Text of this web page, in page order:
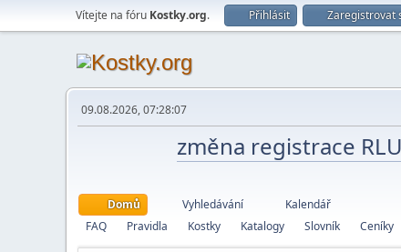
Vítejte na fóru Kostky.org. Přihlásit Zaregistrovat
09.08.2026, 07:28:07
změna registrace
Domů Vyhledávání
Kalendář
FAQ
Pravidla Kostky Katalogy Slovník Ceníky